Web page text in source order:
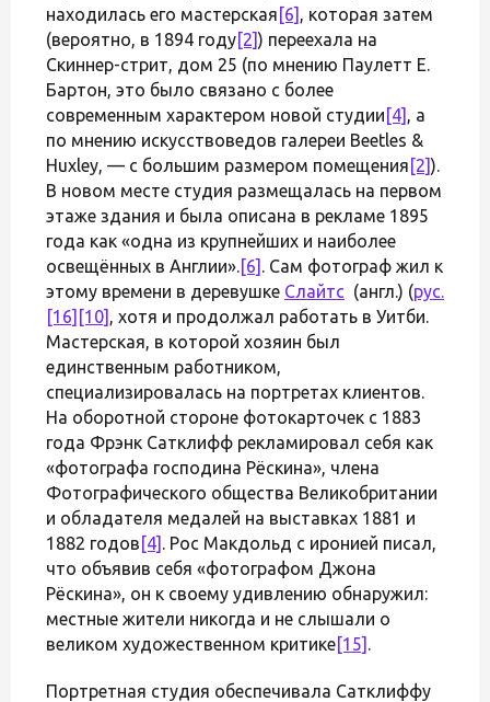
находилась его мастерская [6] , которая затем
(вероятно, в 1894 году[2]) переехала на
Скиннер-стрит, дом 25 (по мнению Паулетт Е.
Бартон, это было связано с более
современным характером новой студии [4] , а
по мнению искусствоведов галереи Beetles &
Huxley, — с большим размером помещения [2]).
В новом месте студия размещалась на первом
этаже здания и была описана в рекламе 1895
года как «одна из крупнейших и наиболее
освещённых в Англии».[6] . Сам фотограф жил к
этому времени в деревушке Слайтс (англ.) (рус.
[16] [10] , хотя и продолжал работать в Уитби.
Мастерская, в которой хозяин был
единственным работником,
специализировалась на портретах клиентов.
На оборотной стороне фотокарточек c 1883
года Фрэнк Сатклифф рекламировал себя как
«фотографа господина Рёскина», члена
Фотографического общества Великобритании
и обладателя медалей на выставках 1881 и
1882 годов [4] . Рос Макдольд с иронией писал,
что объявив себя «фотографом Джона
Рёскина», он к своему удивлению обнаружил:
местные жители никогда и не слышали о
великом художественном критике[15] .
Портретная студия обеспечивала Сатклиффу